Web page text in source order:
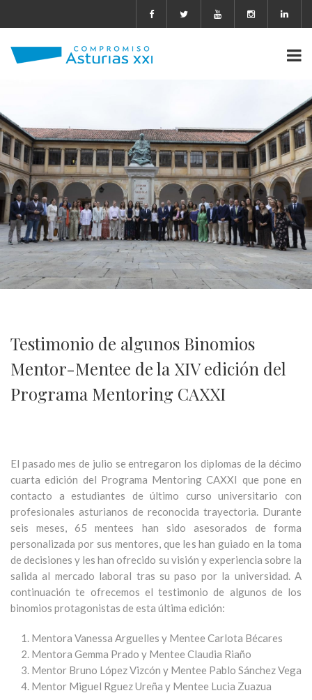
Testimonio de algunos Binomios
Mentor-Mentee de la XIV edición del
Programa Mentoring CAXXI
El pasado mes de julio se entregaron los diplomas de la décimo
cuarta edición del Programa Mentoring CAXXI que pone en
contacto a estudiantes de último curso universitario con
profesionales asturianos de reconocida trayectoria. Durante
seis meses, 65 mentees han sido asesorados de forma
personalizada por sus mentores, que les han guiado en la toma
de decisiones y les han ofrecido su visión y experiencia sobre la
salida al mercado laboral tras su paso por la universidad. A
continuación te ofrecemos el testimonio de algunos de los
binomios protagonistas de esta última edición:
Mentora Vanessa Arguelles y Mentee Carlota Bécares
Mentora Gemma Prado y Mentee Claudia Riaño
Mentor Bruno López Vizcón y Mentee Pablo Sánchez Vega
Mentor Miguel Rguez Ureña y Mentee Lucia Zuazua